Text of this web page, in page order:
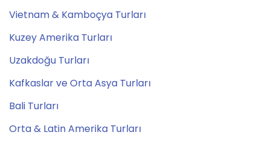
Vietnam & Kamboçya Turları
Kuzey Amerika Turları
Uzakdoğu Turları
Kafkaslar ve Orta Asya Turları
Bali Turları
Orta & Latin Amerika Turları